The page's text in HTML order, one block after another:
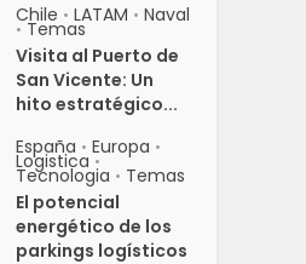
Chile • LATAM • Naval
• Temas
Visita al Puerto de
San Vicente: Un
hito estratégico...
España • Europa •
Logistica •
Tecnologia • Temas
El potencial
energético de los
parkings logísticos